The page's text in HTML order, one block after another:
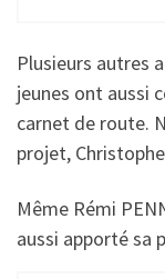
Plusieurs autres
jeunes ont aussi
carnet de route.
projet,
Même Rémi
aussi apporté sa